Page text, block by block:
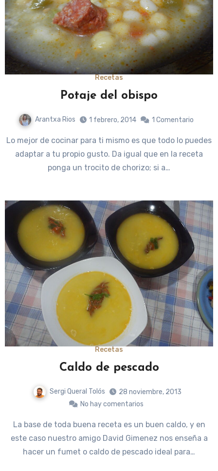
Recetas
Potaje del obispo
Arantxa Rios 1 febrero, 2014 1 Comentario
Lo mejor de cocinar para ti mismo es que todo lo puedes
adaptar a tu propio gusto. Da igual que en la receta
ponga un trocito de chorizo; si a…
Recetas
Caldo de pescado
Sergi Queral Tolós
28 noviembre, 2013
No hay comentarios
La base de toda buena receta es un buen caldo, y en
este caso nuestro amigo David Gimenez nos enseña a
hacer un fumet o caldo de pescado ideal para…